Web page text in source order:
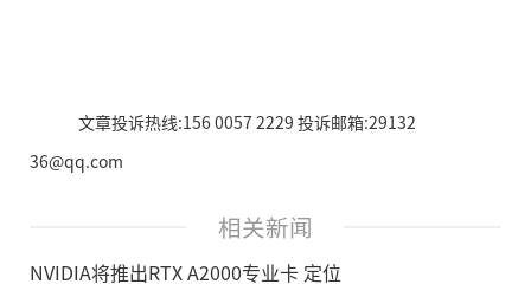
文章投诉热线:156 0057 2229 投诉邮箱:29132
36@qq.com
相关新闻
NVIDIA将推出RTX A2000专业卡 定位